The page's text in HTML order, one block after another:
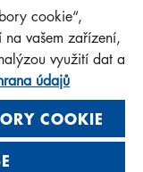
POLAND
cookie“,
vašem zařízení,
využití dat a
údajů
COOKIE